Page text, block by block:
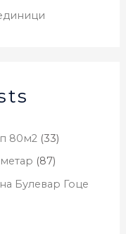
80м2 (33)
(87)
Булевар Гоце